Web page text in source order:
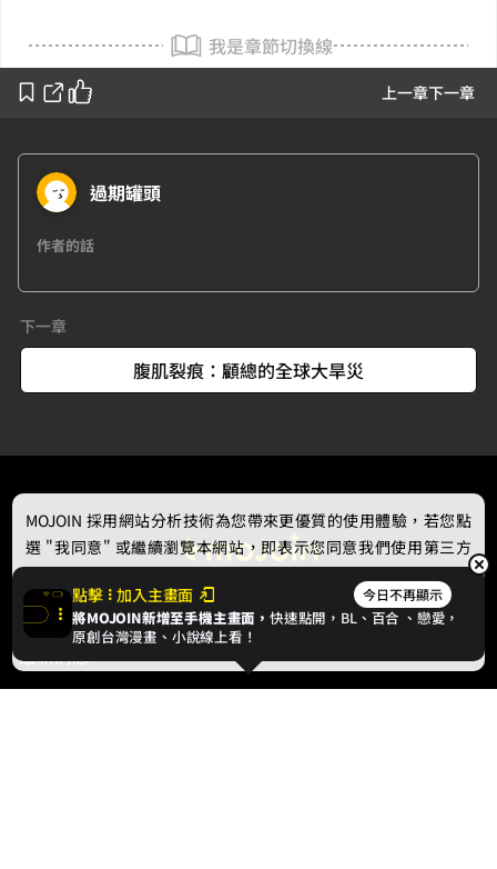
上一章下一章
我是章節切換線
過期罐頭
作者的話
下一章
腹肌裂痕：顧總的全球大旱災
最新消息
點擊 加入主畫面 今日不再顯示
將MOJOIN新增至手機主畫面，快速點開，BL、 百合 、戀愛，
原創台灣漫畫、小說線上看！
MOJOIN 採用網站分析技術為您帶來更優質的使用體驗，若您點
選 "我同意" 或繼續瀏覽本網站，即表示您同意我們使用第三方
Cookie，欲瞭解更多資訊請見隱私權政策。
我同意